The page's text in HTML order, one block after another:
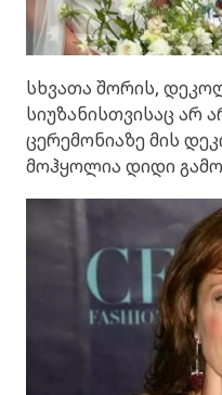
სხვათა შორის,
სიუზანისთვისაც არ
ცერემონიაზე მის
მოჰყოლია დიდი